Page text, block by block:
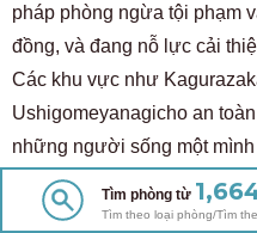
pháp phòng ngừa tội phạm
đồng, và đang nỗ lực cải
Các khu vực như
Ushigomeyanagicho an
những người sống một
Shinjuku, hiểu được đặc
nơi phù hợp với lối sống
Tìm phòng từ
Tìm theo loại phòng/Tìm